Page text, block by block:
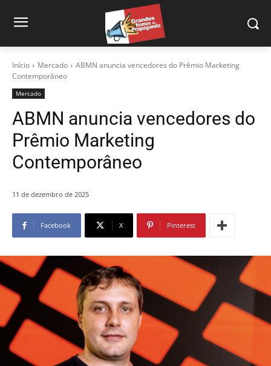
Início Mercado
ABMN anuncia vencedores do Prêmio Marketing
Contemporâneo
Mercado
ABMN anuncia vencedores do
Prêmio Marketing
Contemporâneo
11 de dezembro de 2025
Facebook X Pinterest